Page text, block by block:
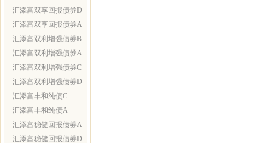
汇添富双享回报债券D
汇添富双享回报债券A
汇添富双利增强债券B
汇添富双利增强债券A
汇添富双利增强债券C
汇添富双利增强债券D
汇添富丰和纯债C
汇添富丰和纯债A
汇添富稳健回报债券A
汇添富稳健回报债券D